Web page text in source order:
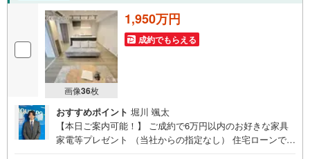
画像36枚
1,950万円
成約でもらえる
おすすめポイント 堀川 颯太
【本日ご案内可能！】 ご成約で6万円以内のお好きな家具
家電等プレゼント （当社からの指定なし） 住宅ローンで